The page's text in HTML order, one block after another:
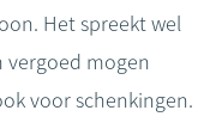
Het spreekt wel
vergoed mogen
voor schenkingen.